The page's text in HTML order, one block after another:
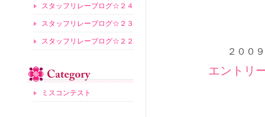
２００
エントリ
スタッフリレーブログ☆２４
スタッフリレーブログ☆２３
スタッフリレーブログ☆２２
ミスコンテスト